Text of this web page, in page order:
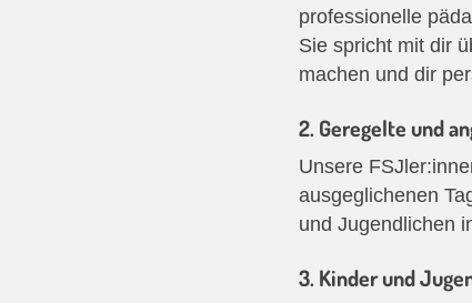
professionelle
Sie spricht mit dir
machen und dir
2. Geregelte und
Unsere
ausgeglichenen
und Jugendlichen
3. Kinder und